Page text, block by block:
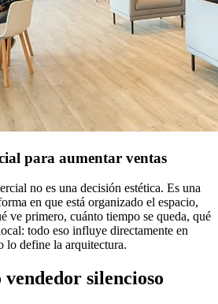
para aumentar ventas
no es una decisión estética. Es una
en que está organizado el espacio,
ve primero, cuánto tiempo se queda, qué
todo eso influye directamente en
lo define la arquitectura.
silencioso